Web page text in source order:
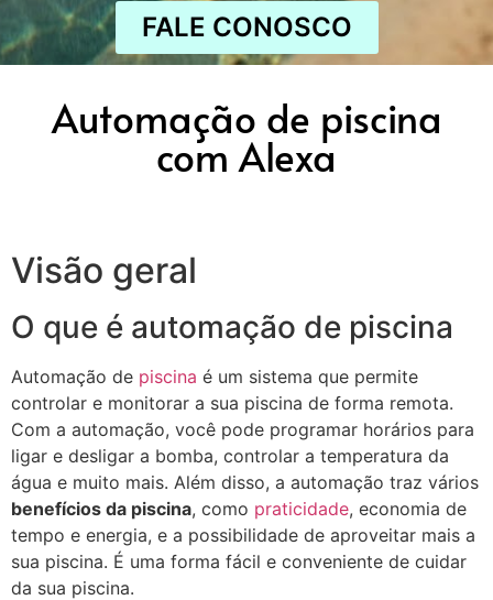
FALE CONOSCO
Automação de piscina
com Alexa
Visão geral
O que é automação de piscina
Automação de piscina é um sistema que permite
controlar e monitorar a sua piscina de forma remota.
Com a automação, você pode programar horários para
ligar e desligar a bomba, controlar a temperatura da
água e muito mais. Além disso, a automação traz vários
benefícios da piscina, como praticidade, economia de
tempo e energia, e a possibilidade de aproveitar mais a
sua piscina. É uma forma fácil e conveniente de cuidar
da sua piscina.